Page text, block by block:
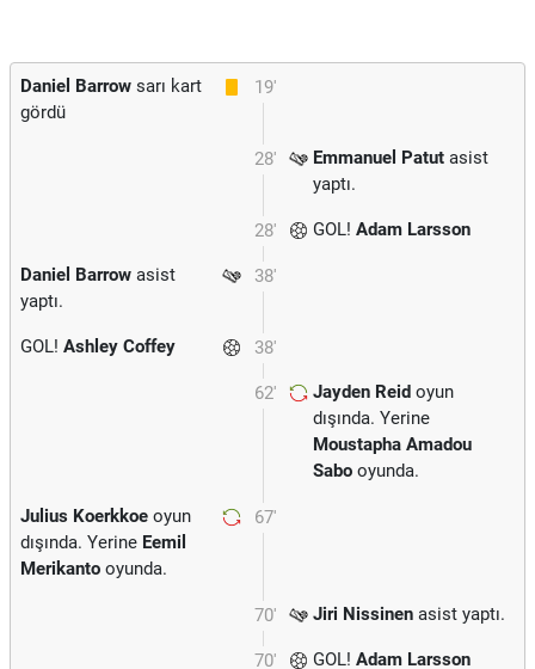
19'
Daniel Barrow sarı kart
gördü
28' Emmanuel Patut asist
yaptı.
28' GOL! Adam Larsson
38'
Daniel Barrow asist
yaptı.
38'
GOL! Ashley Coffey
62' Jayden Reid oyun
dışında. Yerine
Moustapha Amadou
Sabo oyunda.
67'
Julius Koerkkoe oyun
dışında. Yerine Eemil
Merikanto oyunda.
70' Jiri Nissinen asist yaptı.
70' GOL! Adam Larsson